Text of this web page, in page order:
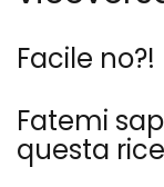
Facile no?!
Fatemi
questa